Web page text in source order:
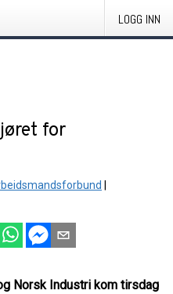
LOGG INN
for
Norsk Industri kom tirsdag